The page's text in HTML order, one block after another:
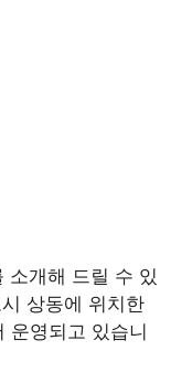
소개해 드릴 수 있
상동에 위치한
운영되고 있습니